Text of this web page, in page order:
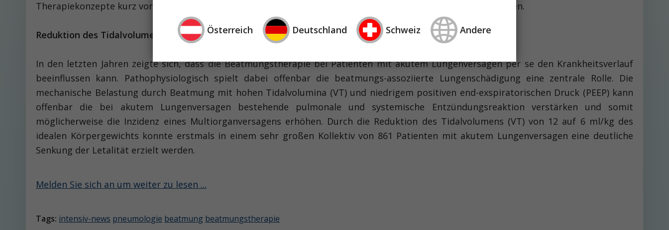
Therapiekonzepte kurz vorgestellt werden, die die Praxis der Beatmungstherapie sehr wohl beeinflussen werden.
Reduktion des Tidalvolumens und permissive Hyperkapnie
In den letzten Jahren zeigte sich, dass die Beatmungstherapie bei Patienten mit akutem Lungenversagen per se den Krankheitsverlauf
beeinflussen kann. Pathophysiologisch spielt dabei offenbar die beatmungs-assoziierte Lungenschädigung eine zentrale Rolle. Die
mechanische Belastung durch Beatmung mit hohen Tidalvolumina (VT) und niedrigem positiven end-exspiratorischen Druck (PEEP) kann
offenbar die bei akutem Lungenversagen bestehende pulmonale und systemische Entzündungsreaktion verstärken und somit
möglicherweise die Inzidenz eines Multiorganversagens erhöhen. Durch die Reduktion des Tidalvolumens (VT) von 12 auf 6 ml/kg des
idealen Körpergewichts konnte erstmals in einem sehr großen Kollektiv von 861 Patienten mit akutem Lungenversagen eine deutliche
Senkung der Letalität erzielt werden.
Melden Sie sich an um weiter zu lesen ...
Tags: intensiv-news pneumologie beatmung beatmungstherapie
Österreich Deutschland Schweiz Andere